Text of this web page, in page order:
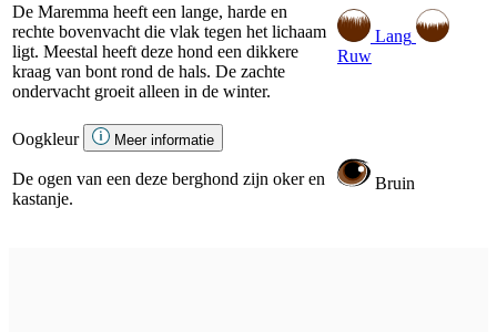
De Maremma heeft een lange, harde en
rechte bovenvacht die vlak tegen het lichaam
ligt. Meestal heeft deze hond een dikkere
kraag van bont rond de hals. De zachte
ondervacht groeit alleen in de winter.
Lang
Ruw
Oogkleur Meer informatie
De ogen van een deze berghond zijn oker en
kastanje.
Bruin